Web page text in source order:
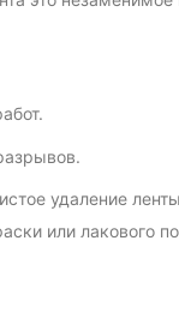
удаление
или лакового